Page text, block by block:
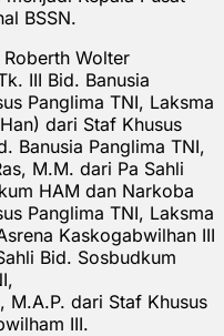
BSSN.
Wolter
III Bid. Banusia
Panglima TNI, Laksma
dari Staf Khusus
Banusia Panglima TNI,
M.M. dari Pa Sahli
HAM dan Narkoba
Panglima TNI, Laksma
Kaskogabwilhan III
Bid. Sosbudkum
M.A.P. dari Staf Khusus
III.